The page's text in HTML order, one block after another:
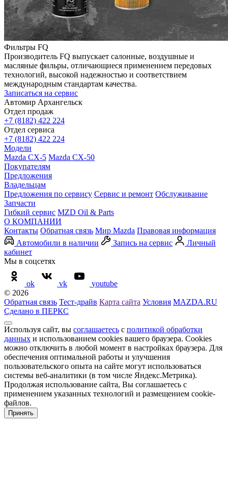
Фильтры FQ
Производитель FQ выпускает салонные, воздушные и
масляные фильры, отличающиеся применением передовых
технологий, высокой надежностью и соответствием
международным стандартам качества.
Записаться на сервис
Автомир Архангельск
Отдел продаж
+7 (8182) 422 224
Отдел сервиса
+7 (8182) 422 224
Модели
Mazda CX-5 Mazda CX-50
Покупателям
Предложения
Владельцам
Предложения по сервису Сервис и ремонт Обслуживание
Запчасти
Гибкий сервис MZD Oil & Parts
О КОМПАНИИ
Контакты Обратная связь Мир Mazda Правовая информация
Автомобили в наличии
Запись на сервис
Личный
кабинет
Мы в соцсетях
ok vk
youtube
© 2026
Обратная связь Тест-драйв Карта сайта Условия MAZDA.RU
Сделано в ПЕРКС
Используя сайт, вы соглашаетесь с политикой обработки
данных и использованием cookies вашего браузера. Cookies
можно отключить в любой момент в настройках браузера. Для
обеспечения оптимальной работы и улучшения
пользовательского опыта на сайте могут использоваться
системы веб-аналитики (в том числе Яндекс.Метрика).
Продолжая использование сайта, Вы соглашаетесь с
применением указанных технологий и размещением cookie-
файлов.
Принять